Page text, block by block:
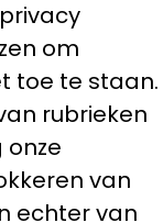
om
toe te staan.
rubrieken
onze
van
echter van